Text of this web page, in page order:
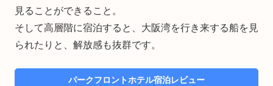
見ることができること。
そして高層階に宿泊すると、大阪湾を行き来する船を見
られたりと、解放感も抜群です。
パークフロントホテル宿泊レビュー